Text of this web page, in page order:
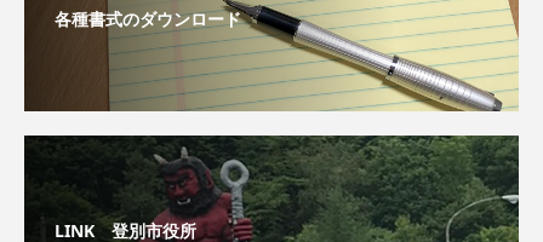
各種書式のダウンロード
LINK 登別市役所